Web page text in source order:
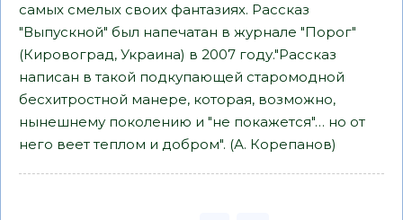
самых смелых своих фантазиях. Рассказ
"Выпускной" был напечатан в журнале "Порог"
(Кировоград, Украина) в 2007 году."Рассказ
написан в такой подкупающей старомодной
бесхитростной манере, которая, возможно,
нынешнему поколению и "не покажется"… но от
него веет теплом и добром". (А. Корепанов)